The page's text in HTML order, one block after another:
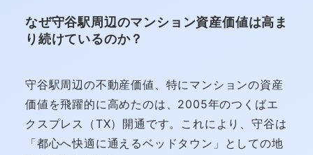
なぜ守谷駅周辺のマンション資産価値は高ま
り続けているのか？
守谷駅周辺の不動産価値、特にマンションの資産
価値を飛躍的に高めたのは、2005年のつくばエ
クスプレス（TX）開通です。これにより、守谷は
「都心へ快適に通えるベッドタウン」としての地